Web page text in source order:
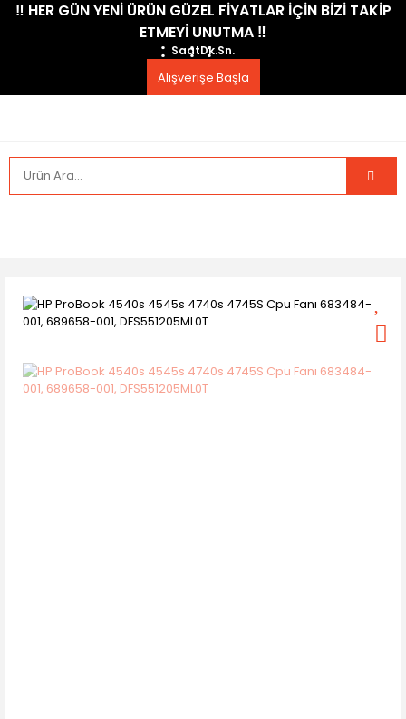
​‼️​ HER GÜN YENİ ÜRÜN GÜZEL FİYATLAR İÇİN BİZİ TAKİP
ETMEYİ UNUTMA ​‼️​
SaatDk.Sn.
Alışverişe Başla